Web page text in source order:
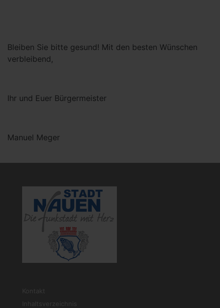
Bleiben Sie bitte gesund! Mit den besten Wünschen
verbleibend,
Ihr und Euer Bürgermeister
Manuel Meger
Kontakt
Inhaltsverzeichnis